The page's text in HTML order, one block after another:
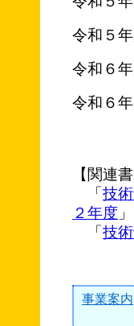
令和５
令和６
令和６
【関連書
「 技
２年度 」
「 技
事業案内